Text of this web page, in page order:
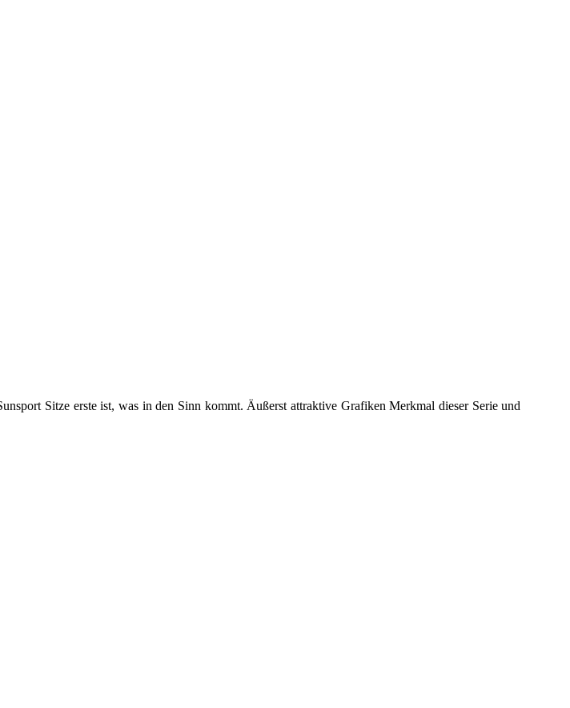
Sitze erste ist, was in den Sinn kommt. Äußerst attraktive Grafiken Merkmal dieser Serieund